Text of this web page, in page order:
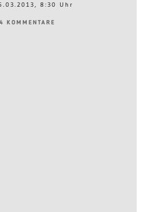
8:30 Uhr
4 KOMMENTARE